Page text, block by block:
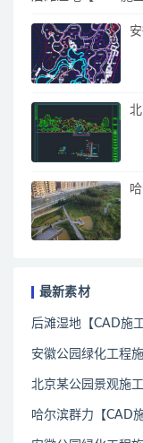
最新素材
后滩湿地【CAD施
安徽公园绿化工程
北京某公园景观施
哈尔滨群力【CAD